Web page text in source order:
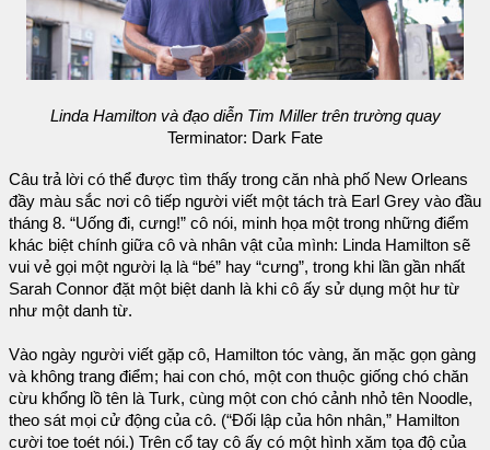
Linda Hamilton và đạo diễn Tim Miller trên trường quay
Terminator: Dark Fate
Câu trả lời có thể được tìm thấy trong căn nhà phố New Orleans
đầy màu sắc nơi cô tiếp người viết một tách trà Earl Grey vào đầu
tháng 8. “Uống đi, cưng!” cô nói, minh họa một trong những điểm
khác biệt chính giữa cô và nhân vật của mình: Linda Hamilton sẽ
vui vẻ gọi một người lạ là “bé” hay “cưng”, trong khi lần gần nhất
Sarah Connor đặt một biệt danh là khi cô ấy sử dụng một hư từ
như một danh từ.
Vào ngày người viết gặp cô, Hamilton tóc vàng, ăn mặc gọn gàng
và không trang điểm; hai con chó, một con thuộc giống chó chăn
cừu khổng lồ tên là Turk, cùng một con chó cảnh nhỏ tên Noodle,
theo sát mọi cử động của cô. (“Đối lập của hôn nhân,” Hamilton
cười toe toét nói.) Trên cổ tay cô ấy có một hình xăm tọa độ của